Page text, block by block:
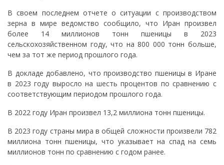
В своем последнем отчете о ситуации с производством
зерна в мире ведомство сообщило, что Иран произвел
более 14 миллионов тонн пшеницы в 2023
сельскохозяйственном году, что на 800 000 тонн больше,
чем за тот же период прошлого года.
В докладе добавлено, что производство пшеницы в Иране
в 2023 году выросло на шесть процентов по сравнению с
соответствующим периодом прошлого года.
В 2022 году Иран произвел 13,2 миллиона тонн пшеницы.
В 2023 году страны мира в общей сложности произвели 782
миллиона тонн пшеницы, что указывает на спад на семь
миллионов тонн по сравнению с годом ранее.